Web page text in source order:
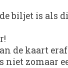
biljet is als
de kaart
zomaar